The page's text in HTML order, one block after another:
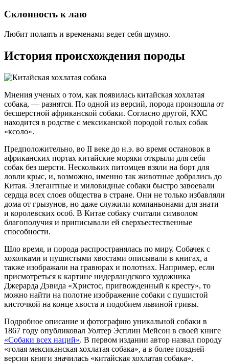
Склонность к лаю
Любит полаять и временами ведет себя шумно.
История происхождения породы
Мнения ученых о том, как появилась китайская хохлатая
собака, — разнятся. По одной из версий, порода произошла от
бесшерстной африканской собаки. Согласно другой, КХС
находится в родстве с мексиканской породой голых собак
«ксоло».
Предположительно, во II веке до н.э. во время остановок в
африканских портах китайские моряки открыли для себя
собак без шерсти. Нескольких питомцев взяли на борт для
ловли крыс, и, возможно, именно так животные добрались до
Китая. Элегантные и миловидные собаки быстро завоевали
сердца всех слоев общества в стране. Они не только избавляли
дома от грызунов, но даже служили компаньонами для знати
и королевских особ. В Китае собаку считали символом
благополучия и приписывали ей сверхъестественные
способности.
Шло время, и порода распространялась по миру. Собачек с
хохолками и пушистыми хвостами описывали в книгах, а
также изображали на гравюрах и полотнах. Например, если
присмотреться к картине нидерландского художника
Джерарда Дэвида «Христос, пригвожденный к кресту», то
можно найти на полотне изображение собаки с пушистой
кисточкой на конце хвоста и подобием львиной гривы.
Подробное описание и фотографию уникальной собаки в
1867 году опубликовал Уолтер Эсплин Мейсон в своей книге
«Собаки всех наций». В первом издании автор назвал породу
«голая мексиканская хохлатая собака», а в более поздней
версии книги значилась «китайская хохлатая собака».